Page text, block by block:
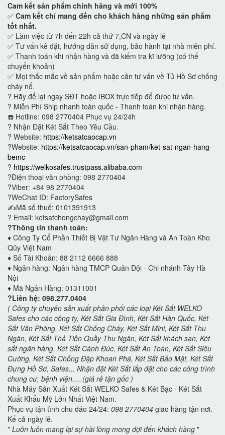
Cam kết sản phẩm chính hãng và mới 100%
✅ Cam kết chỉ mang đến cho khách hàng những sản phẩm
tốt nhất.
✅ Làm việc từ 7h đến 22h cả thứ 7,CN và ngày lễ
✅ Tư vấn kê đặt, hướng dẫn sử dụng, bảo hành tại nhà miễn phí.
✅ Thanh toán khi nhận hàng và đã kiểm tra kĩ lưỡng (có thể
chuyển khoản)
✅ Mọi thắc mắc về sản phẩm hoặc cần tư vấn về Tủ Hồ Sơ chống
cháy nổ.
? Hãy để lại ngay SĐT hoặc IBOX trực tiếp để được tư vấn.
? Miễn Phí Ship nhanh toàn quốc - Thanh toán khi nhận hàng.
☎️ Hotline: 098 2770404 Phục vụ 24/24h
? Nhận Đặt Két Sắt Theo Yêu Cầu.
? Website: https://ketsatcaocap.vn
?Website: https://ketsatcaocap.vn/san-pham/ket-sat-ngan-hang-
bemc
? https://welkosafes.trustpass.alibaba.com
?Điện thoại văn phòng: 098 2770404
?Viber: +84 98 2770404
?WeChat ID: FactorySafes
✍️Mã số thuế: 0101391913
? Email: ketsatchongchay@gmail.com
?Thông tin thanh toán:
♦️ Công Ty Cổ Phần Thiết Bị Vật Tư Ngân Hàng và An Toàn Kho
Qũy Việt Nam
♦️ Số Tài Khoản: 88 2112 6666 888
♦️ Ngân hàng: Ngân hàng TMCP Quân Đội - Chi nhánh Tây Hà
Nội
♦️ Mã Ngân Hàng: 01311001
?Liên hệ: 098.277.0404
( Công ty chuyên sản xuất phân phối các loại Két Sắt WELKO
Safes cho các công ty, Két Sắt Gia Đình, Két Sắt Hàn Quốc, Két
Sắt Văn Phòng, Két Sắt Chống Cháy, Két Sắt Mini, Két Sắt Thu
Ngân, Két Sắt Thả Tiền Quầy Thu Ngân, Két Sắt khách sạn, Két
sắt ngân hàng, Két Sắt Cánh Đúc, Két Sắt An Toàn, Két Sắt Siêu
Cường, Két Sắt Chống Đập Khoan Phá, Két Sắt Bảo Mật, Két Sắt
Đựng Hồ Sơ, Safes... Nhận đặt Két Sắt lắp đặt cho các công trình
chung cư, bệnh viện.....(giá rẻ tận gốc )
Nhà Máy Sản Xuất Két Sắt WELKO Safes & Két Bạc - Két Sắt
Xuất Khẩu Mỹ Lớn Nhất Việt Nam.
Phục vụ tận tình chu đáo 24/24: 098 2770404 giao hàng tận nơi.
Kể cả ngày lễ.
" Luôn luôn mang lại sự hài lòng mong đợi đến khách hàng "